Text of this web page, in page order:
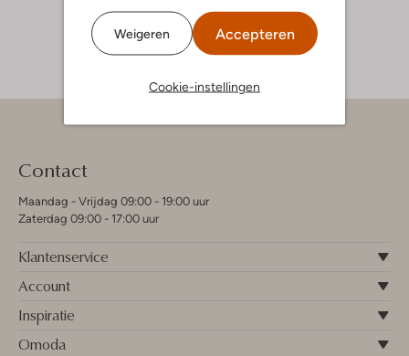
Weigeren Accepteren
Cookie-instellingen
Contact
Maandag - Vrijdag 09:00 - 19:00 uur
Zaterdag 09:00 - 17:00 uur
Klantenservice
Account
Inspiratie
Omoda